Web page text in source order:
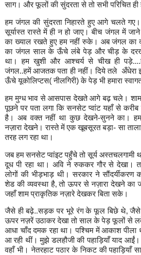
साग। और फूलों की सुंदरता से तो सभी परि‍चि‍त ही
हम जंगल की सुंदरता नि‍हारते हुए आगे चलते
सूर्यास्‍त रास्‍ते में ही न हो जाए। बीच जंगल में
का ख्‍याल रखते हुए हम नहीं रुके। अब जंगल का
का जंगल साल के ऊँचे लंबे पेड़ और चीड़ के
था। हम खुशी और आश्‍चर्य से चीख ही
जंगल..हमें आजतक पता ही नहीं। दिये तले अँधेरा
ऊँचे यूकोलि‍प्‍टस( नीलगिरी) के पेड़ भी हमारा
हम मुग्‍ध भाव से आसपास देखते आगे बढ़ चले।
पूछने पर पता लगा कि‍ सनसेट प्‍वांट यहाँ से करीब
है। अब वक्‍त नहीं था कुछ देखने-सुनने का।
नज़ारा देखने। रास्‍ते में एक खूबसूरत बड़ा- सा
तरह लग रहा था।
जब हम सनसेट प्‍वांइट पहुँचे तो सूर्य अस्‍तचलगामी
दूध पी रहा था। अवि‍ ने रुककर गौर से देखा।
लोगों की भीड़भाड़ थी। सरकार ने सौंदर्यीकरण
शेड की व्‍यवस्‍था है,तो ऊपर से नज़ारा देखने का
जहाँ शाम प्राकृति‍क नज़ारे देखकर बि‍ता सके।
जैसे ही बढ़े..सड़क पर भूरे रंग के फूल बि‍छे थे,जैसे
ऊपर नज़रें उठाकर देखा तो साल के पेड़ फूलों से
आधा चाँद दमक रहा था। पश्‍चि‍म में आकाश पीला
आ रही थीं। मुझे डलहौजी की पहाड़ि‍याँ याद
वहाँ भी। नेतरहाट पठार के नि‍कट की पहाड़ि‍याँ